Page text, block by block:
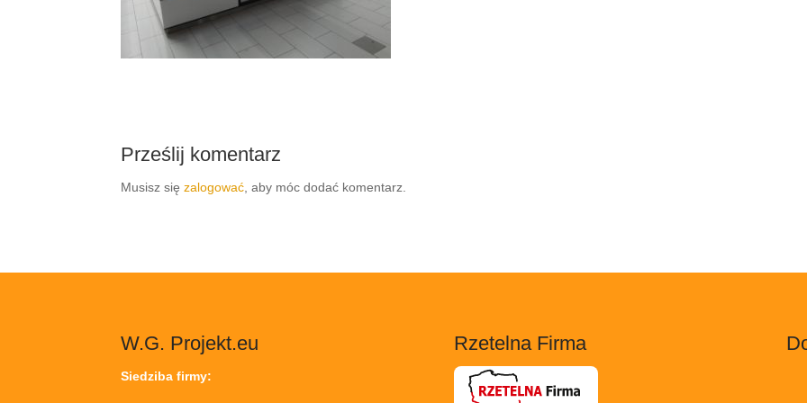
Prześlij komentarz
Musisz sięzalogować , aby móc dodać komentarz.
W.G. Projekt.eu
Siedziba firmy:
Rzetelna Firma